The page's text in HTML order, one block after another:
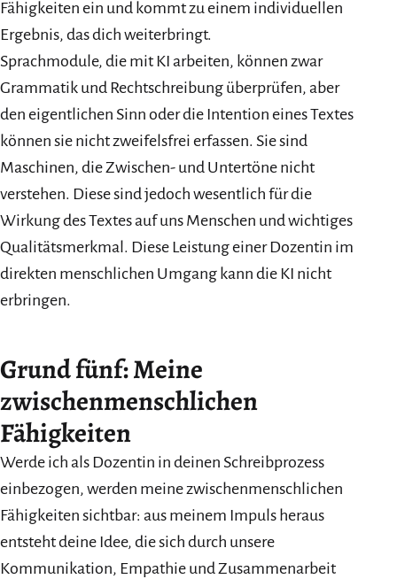
Fähigkeiten ein und kommt zu einem individuellen
Ergebnis, das dich weiterbringt.
Sprachmodule, die mit KI arbeiten, können zwar
Grammatik und Rechtschreibung überprüfen, aber
den eigentlichen Sinn oder die Intention eines Textes
können sie nicht zweifelsfrei erfassen. Sie sind
Maschinen, die Zwischen- und Untertöne nicht
verstehen. Diese sind jedoch wesentlich für die
Wirkung des Textes auf uns Menschen und wichtiges
Qualitätsmerkmal. Diese Leistung einer Dozentin im
direkten menschlichen Umgang kann die KI nicht
erbringen.
Grund fünf: Meine
zwischenmenschlichen
Fähigkeiten
Werde ich als Dozentin in deinen Schreibprozess
einbezogen, werden meine zwischenmenschlichen
Fähigkeiten sichtbar: aus meinem Impuls heraus
entsteht deine Idee, die sich durch unsere
Kommunikation, Empathie und Zusammenarbeit